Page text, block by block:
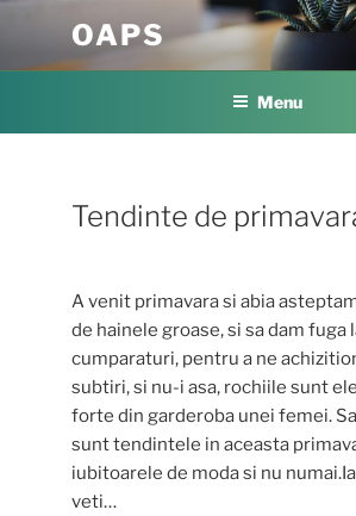
content
OAPS
Menu
Tendinte de
A venit primavara si abia
de hainele groase, si sa dam fuga
cumparaturi, pentru a ne
subtiri, si nu-i asa, rochiile sunt
forte din garderoba unei femei.
sunt tendintele in aceasta
iubitoarele de moda si nu
veti…